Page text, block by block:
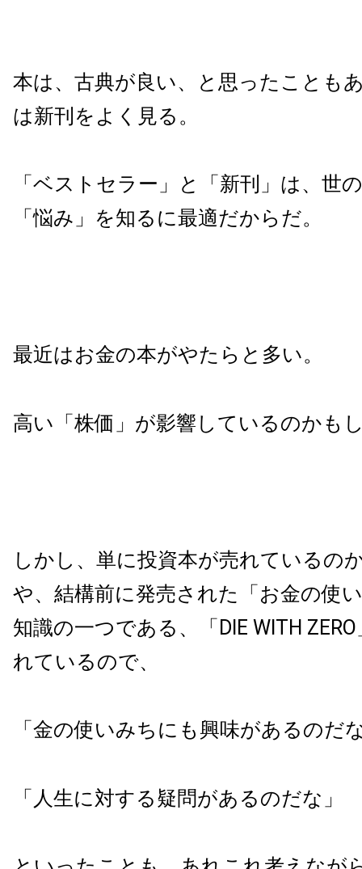
本は、古典が良い、と思ったことも
は新刊をよく見る。
「ベストセラー」と「新刊」は、世
「悩み」を知るに最適だからだ。
最近はお金の本がやたらと多い。
高い「株価」が影響しているのかも
しかし、単に投資本が売れているの
や、結構前に発売された「お金の使
知識の一つである、「DIE WITH
れているので、
「金の使いみちにも興味があるのだ
「人生に対する疑問があるのだな」